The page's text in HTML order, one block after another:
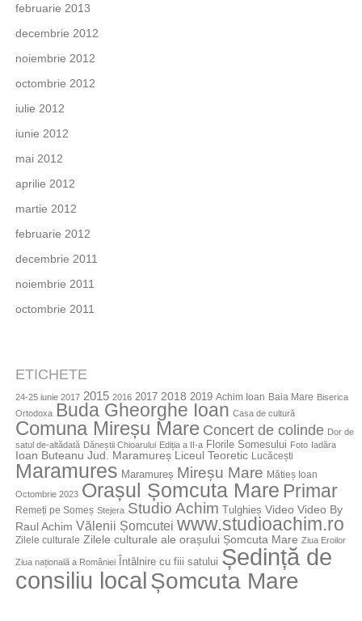
februarie 2013
decembrie 2012
noiembrie 2012
octombrie 2012
iulie 2012
iunie 2012
mai 2012
aprilie 2012
martie 2012
februarie 2012
decembrie 2011
noiembrie 2011
octombrie 2011
ETICHETE
24-25 iunie 2017 2015 2016 2017 2018 2019 Achim Ioan Baia Mare Biserica
Ortodoxa Buda Gheorghe Ioan Casa de cultură
Comuna Mireșu Mare Concert de colinde Dor de
satul de-altădată Dăneștii Chioarului Ediția a II-a Florile Somesului Foto Iadăra
Ioan Buteanu Jud. Maramureș Liceul Teoretic Lucăcești
Maramures Maramureș Mireșu Mare Mătieș Ioan
Octombrie 2023 Orașul Șomcuta Mare Primar
Remeți pe Someș Stejera Studio Achim Tulghieș Video Video By
Raul Achim Vălenii Șomcutei www.studioachim.ro
Zilele culturale Zilele culturale ale orașului Șomcuta Mare Ziua Eroilor
Ziua națională a României Întâlnire cu fiii satului Ședință de
consiliu localȘomcuta Mare